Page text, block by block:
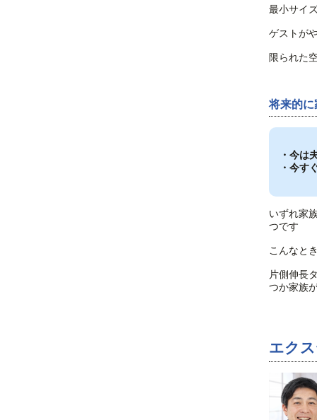
最小サイ
ゲストが
限られた
将来的
・今は
・今す
いずれ家
つです
こんなと
片側伸長
つか家族
エク